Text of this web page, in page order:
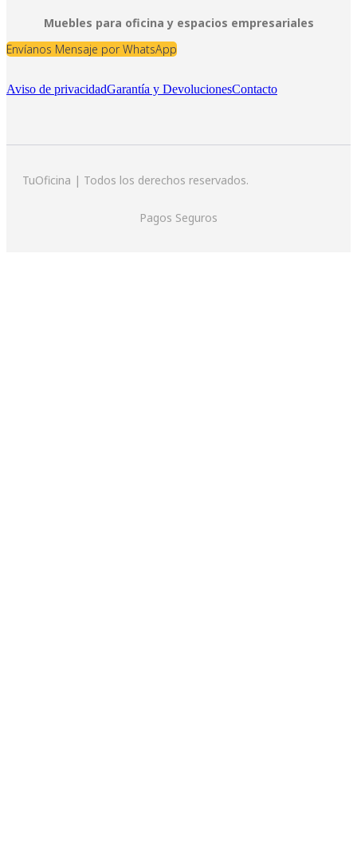
Muebles para oficina y espacios empresariales
Envíanos Mensaje por WhatsApp
Aviso de privacidadGarantía y DevolucionesContacto
TuOficina | Todos los derechos reservados.
Pagos Seguros